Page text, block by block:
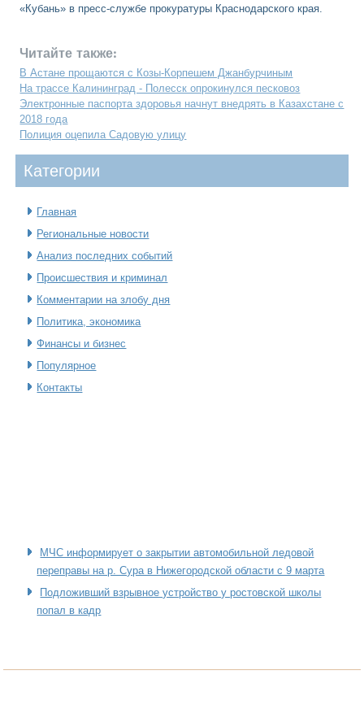
«Кубань» в пресс-службе прокуратуры Краснодарского края.
Читайте также:
В Астане прощаются с Козы-Корпешем Джанбурчиным
На трассе Калининград - Полесск опрокинулся песковоз
Электронные паспорта здоровья начнут внедрять в Казахстане с
2018 года
Полиция оцепила Садовую улицу
Категοрии
Главная
Региональные новости
Анализ последних событий
Происшествия и криминал
Комментарии на злобу дня
Политика, экономика
Финансы и бизнес
Популярное
Контакты
МЧС информирует о закрытии автомобильной ледовой
переправы на р. Сура в Нижегородской области с 9 марта
Подложивший взрывное устройство у ростовской школы
попал в кадр